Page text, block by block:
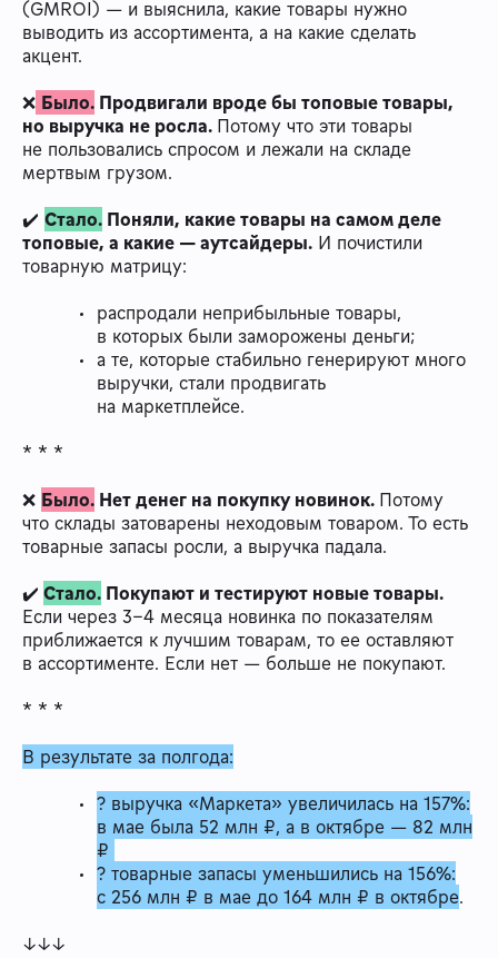
(GMROI) — и выяснила, какие товары нужно
выводить из ассортимента, а на какие сделать
акцент.
❌ Было. Продвигали вроде бы топовые товары,
но выручка не росла. Потому что эти товары
не пользовались спросом и лежали на складе
мертвым грузом.
✔️ Стало. Поняли, какие товары на самом деле
топовые, а какие — аутсайдеры. И почистили
товарную матрицу:
распродали неприбыльные товары,
в которых были заморожены деньги;
а те, которые стабильно генерируют много
выручки, стали продвигать
на маркетплейсе.
* * *
❌ Было. Нет денег на покупку новинок. Потому
что склады затоварены неходовым товаром. То есть
товарные запасы росли, а выручка падала.
✔️ Стало. Покупают и тестируют новые товары.
Если через 3–4 месяца новинка по показателям
приближается к лучшим товарам, то ее оставляют
в ассортименте. Если нет — больше не покупают.
* * *
В результате за полгода:
? выручка «Маркета» увеличилась на 157%:
в мае была 52 млн ₽, а в октябре — 82 млн
₽
? товарные запасы уменьшились на 156%:
с 256 млн ₽ в мае до 164 млн ₽ в октябре.
↓↓↓